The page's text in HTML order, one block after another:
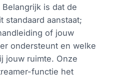
is dat de
standaard aanstaat;
of jouw
ondersteunt en welke
jouw ruimte. Onze
functie het